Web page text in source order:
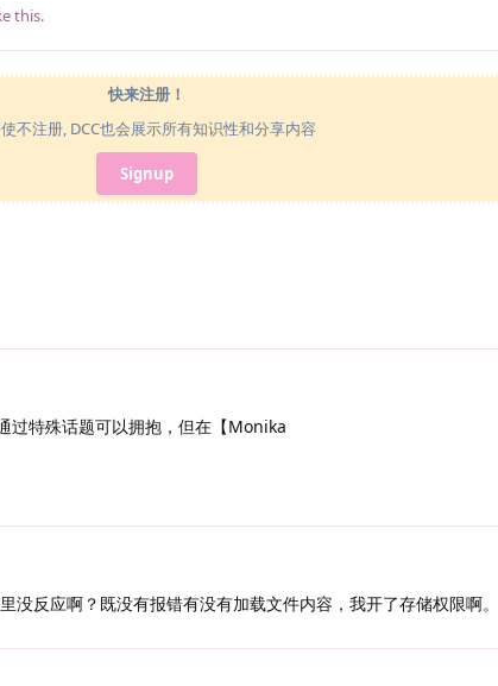
this.
快来注册！
不注册, DCC也会展示所有知识性和分享内容
Signup
过特殊话题可以拥抱，但在【Monika
没反应啊？既没有报错有没有加载文件内容，我开了存储权限啊。